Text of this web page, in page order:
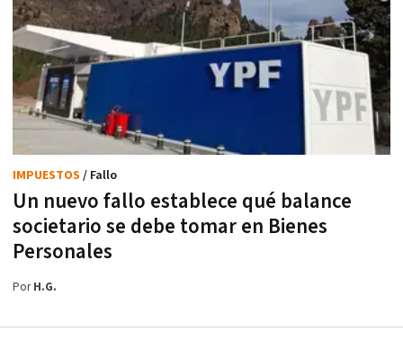
Un nuevo fallo establece qué balance
societario se debe tomar en Bienes
Personales
IMPUESTOS / Fallo
PorH.G.